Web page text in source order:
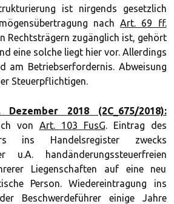
ist nirgends gesetzlich
nachArt. 69 ff.
Rechtsträgern zugänglich ist, gehört
eine solche liegt hier vor. Allerdings
am Betriebserfordernis. Abweisung
Steuerpflichtigen.
2018 (2C_675/2018):
von Art. 103 FusG. Eintrag des
ins Handelsregister zwecks
u.A. handänderungssteuerfreien
Liegenschaften auf eine neu
Person. Wiedereintragung ins
Beschwerdeführer einige Jahre